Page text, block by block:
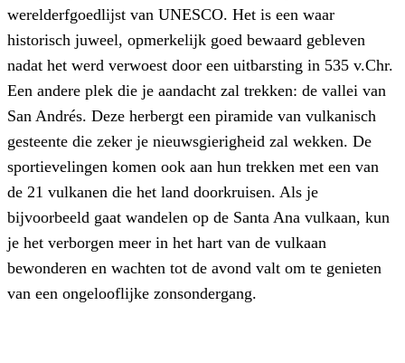
werelderfgoedlijst van UNESCO. Het is een waar
historisch juweel, opmerkelijk goed bewaard gebleven
nadat het werd verwoest door een uitbarsting in 535 v.Chr.
Een andere plek die je aandacht zal trekken: de vallei van
San Andrés. Deze herbergt een piramide van vulkanisch
gesteente die zeker je nieuwsgierigheid zal wekken. De
sportievelingen komen ook aan hun trekken met een van
de 21 vulkanen die het land doorkruisen. Als je
bijvoorbeeld gaat wandelen op de Santa Ana vulkaan, kun
je het verborgen meer in het hart van de vulkaan
bewonderen en wachten tot de avond valt om te genieten
van een ongelooflijke zonsondergang.